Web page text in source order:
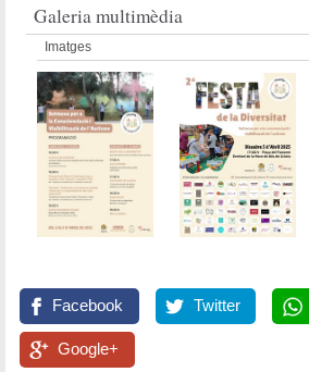
Galeria multimèdia
Imatges
Facebook Twitter
Google+